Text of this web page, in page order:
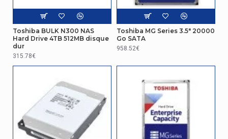
Toshiba BULK N300 NAS
Hard Drive 4TB 512MB disque
dur
315.78€
Toshiba MG Series 3.5" 20000
Go SATA
958.52€